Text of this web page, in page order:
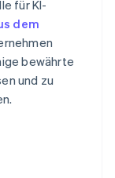
für KI-
dem
bewährte
und zu